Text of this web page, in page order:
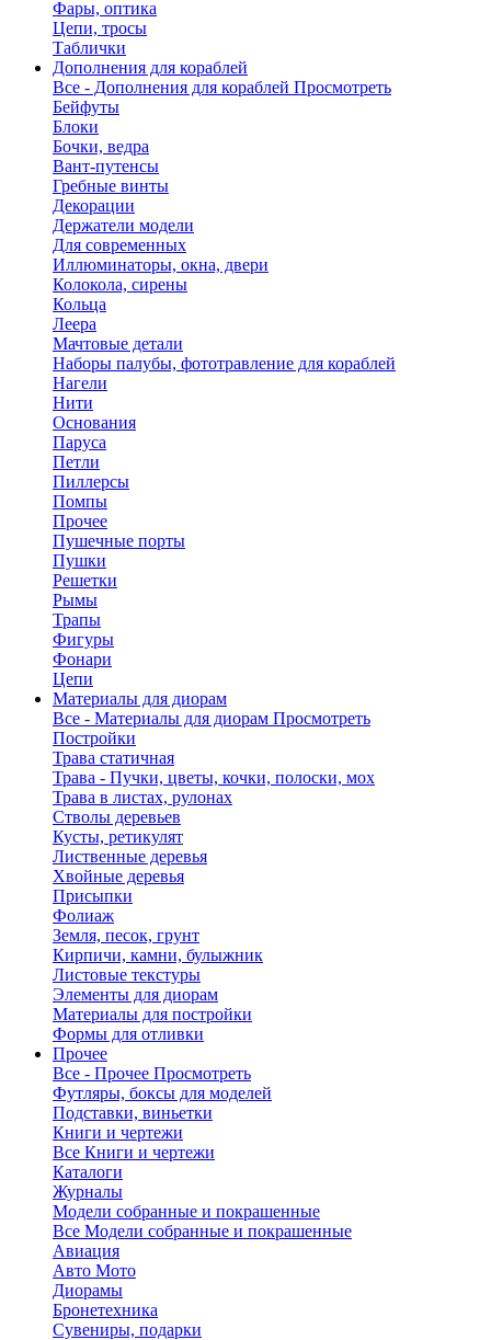
Фары, оптика
Цепи, тросы
Таблички
Дополнения для кораблей
Все - Дополнения для кораблей Просмотреть
Бейфуты
Блоки
Бочки, ведра
Вант-путенсы
Гребные винты
Декорации
Держатели модели
Для современных
Иллюминаторы, окна, двери
Колокола, сирены
Кольца
Леера
Мачтовые детали
Наборы палубы, фототравление для кораблей
Нагели
Нити
Основания
Паруса
Петли
Пиллерсы
Помпы
Прочее
Пушечные порты
Пушки
Решетки
Рымы
Трапы
Фигуры
Фонари
Цепи
Материалы для диорам
Все - Материалы для диорам Просмотреть
Постройки
Трава статичная
Трава - Пучки, цветы, кочки, полоски, мох
Трава в листах, рулонах
Стволы деревьев
Кусты, ретикулят
Лиственные деревья
Хвойные деревья
Присыпки
Фолиаж
Земля, песок, грунт
Кирпичи, камни, булыжник
Листовые текстуры
Элементы для диорам
Материалы для постройки
Формы для отливки
Прочее
Все - Прочее Просмотреть
Футляры, боксы для моделей
Подставки, виньетки
Книги и чертежи
Все Книги и чертежи
Каталоги
Журналы
Модели собранные и покрашенные
Все Модели собранные и покрашенные
Авиация
Авто Мото
Диорамы
Бронетехника
Сувениры, подарки